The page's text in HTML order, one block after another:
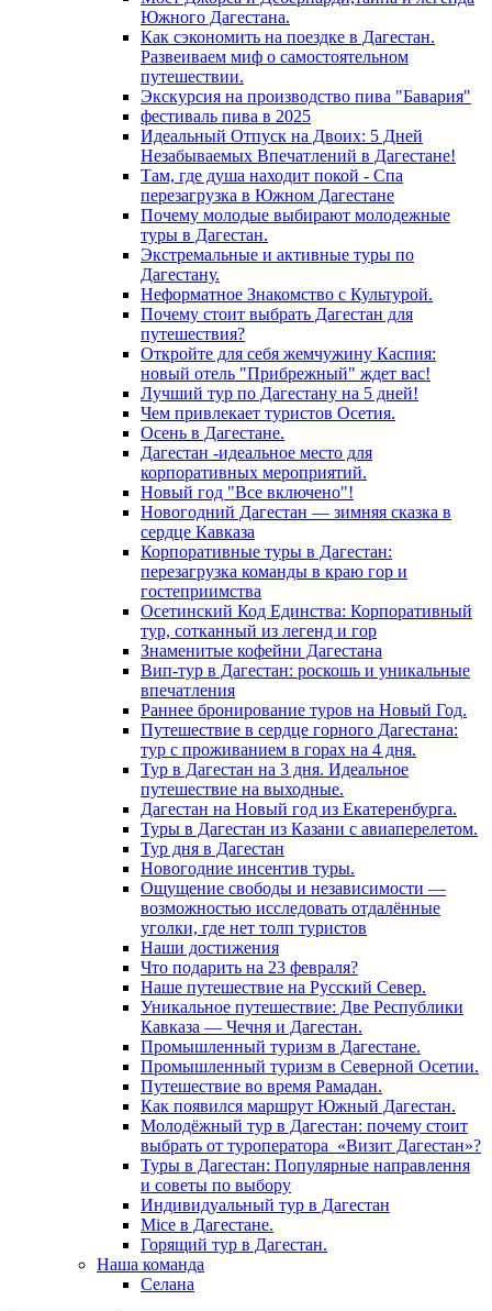
Южного Дагестана.
Как сэкономить на поездке в Дагестан.
Развеиваем миф о самостоятельном
путешествии.
Экскурсия на производство пива "Бавария"
фестиваль пива в 2025
Идеальный Отпуск на Двоих: 5 Дней
Незабываемых Впечатлений в Дагестане!
Там, где душа находит покой - Спа
перезагрузка в Южном Дагестане
Почему молодые выбирают молодежные
туры в Дагестан.
Экстремальные и активные туры по
Дагестану.
Неформатное Знакомство с Культурой.
Почему стоит выбрать Дагестан для
путешествия?
Откройте для себя жемчужину Каспия:
новый отель "Прибрежный" ждет вас!
Лучший тур по Дагестану на 5 дней!
Чем привлекает туристов Осетия.
Осень в Дагестане.
Дагестан -идеальное место для
корпоративных мероприятий.
Новый год "Все включено"!
Новогодний Дагестан — зимняя сказка в
сердце Кавказа
Корпоративные туры в Дагестан:
перезагрузка команды в краю гор и
гостеприимства
Осетинский Код Единства: Корпоративный
тур, сотканный из легенд и гор
Знаменитые кофейни Дагестана
Вип-тур в Дагестан: роскошь и уникальные
впечатления
Раннее бронирование туров на Новый Год.
Путешествие в сердце горного Дагестана:
тур с проживанием в горах на 4 дня.
Тур в Дагестан на 3 дня. Идеальное
путешествие на выходные.
Дагестан на Новый год из Екатеренбурга.
Туры в Дагестан из Казани с авиаперелетом.
Тур дня в Дагестан
Новогодние инсентив туры.
Ощущение свободы и независимости —
возможностью исследовать отдалённые
уголки, где нет толп туристов
Наши достижения
Что подарить на 23 февраля?
Наше путешествие на Русский Север.
Уникальное путешествие: Две Республики
Кавказа — Чечня и Дагестан.
Промышленный туризм в Дагестане.
Промышленный туризм в Северной Осетии.
Путешествие во время Рамадан.
Как появился маршрут Южный Дагестан.
Молодёжный тур в Дагестан: почему стоит
выбрать от туроператора «Визит Дагестан»?
Туры в Дагестан: Популярные направлення
и советы по выбору
Индивидуальный тур в Дагестан
Mice в Дагестане.
Горящий тур в Дагестан.
Наша команда
Селана